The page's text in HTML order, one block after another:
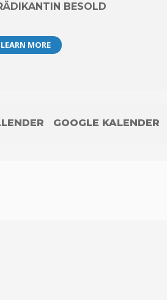
BESOLD
LEARN MORE
GOOGLE KALENDER